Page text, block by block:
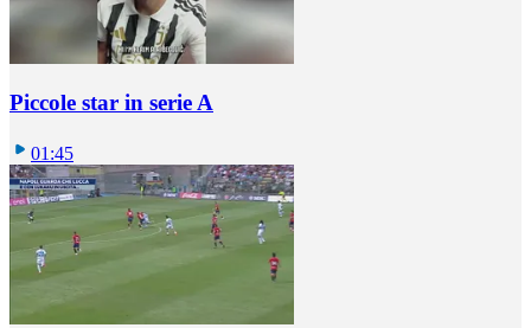
Piccole star in serie A
01:45